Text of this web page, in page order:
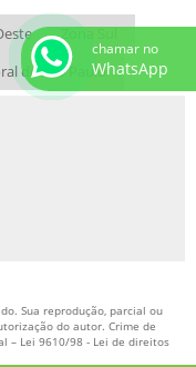
EM SP
Zona Sul
de São Paulo
Sua reprodução, parcial ou
do autor. Crime de
– Lei 9610/98 - Lei de direitos
chamar no
WhatsApp